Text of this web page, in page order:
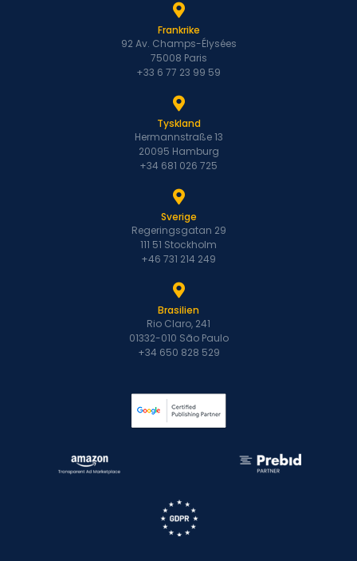
Frankrike
92 Av. Champs-Élysées
75008 Paris
+33 6 77 23 99 59
Tyskland
Hermannstraße 13
20095 Hamburg
+34 681 026 725
Sverige
Regeringsgatan 29
111 51 Stockholm
+46 731 214 249
Brasilien
Rio Claro, 241
01332-010 São Paulo
+34 650 828 529